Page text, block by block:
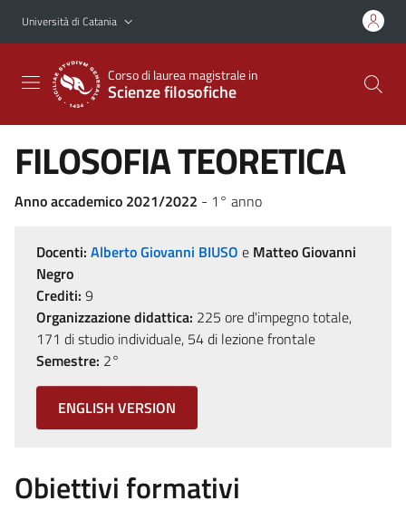
Vai al contenuto principale
Vai al menu di navigazione
Università di Catania
Corso di laurea magistrale in
Scienze filosofiche
FILOSOFIA TEORETICA
Anno accademico 2021/2022 - 1° anno
Docenti: Alberto Giovanni BIUSO e Matteo Giovanni
Negro
Crediti: 9
Organizzazione didattica: 225 ore d'impegno totale,
171 di studio individuale, 54 di lezione frontale
Semestre: 2°
ENGLISH VERSION
Obiettivi formativi